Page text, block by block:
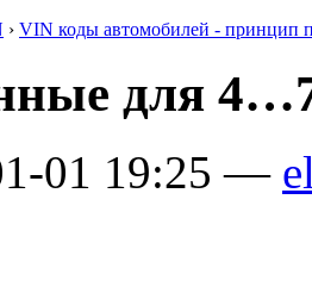
› VIN коды автомобилей - принцип
для
01 19:25 —